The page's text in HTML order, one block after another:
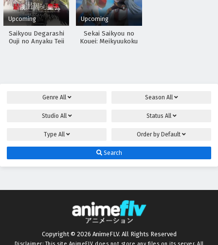
Upcoming
Saikyou Degarashi
Ouji no Anyaku Teii
Upcoming
Sekai Saikyou no
Kouei: Meikyuukoku
Genre All Season All
Studio All Status All
Type All Order by Default
Search
Copyright © 2026 AnimeFLV. All Rights Reserved